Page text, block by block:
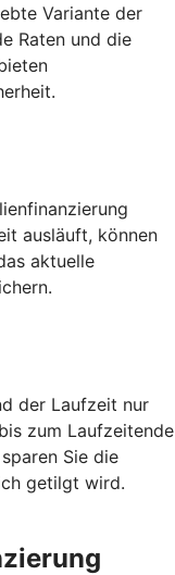
Variante der
Raten und die
ausläuft, können
aktuelle
der Laufzeit nur
zum Laufzeitende
Sie die
getilgt wird.